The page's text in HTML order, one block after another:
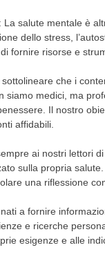
: La salute mentale è
dello stress,
fornire risorse e
che i
siamo medici, ma
Il nostro
affidabili.
ai nostri lettori
sulla propria
una riflessione
a fornire
e ricerche
esigenze e alle